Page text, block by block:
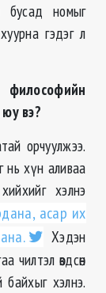
бусад номыг
гэдэг л
вэ?
орчуулжээ.
нь хүн аливаа
хэлнэ
асар их
Хэдэн
чилтэл өвдсөн
байхыг хэлнэ.